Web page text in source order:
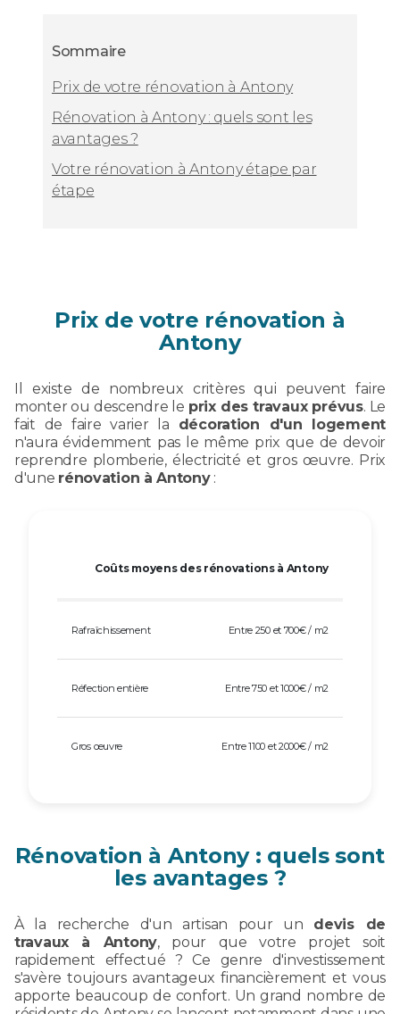
Sommaire
Prix de votre rénovation à Antony
Rénovation à Antony : quels sont les
avantages ?
Votre rénovation à Antony étape par
étape
Prix de votre rénovation à
Antony
Il existe de nombreux critères qui peuvent faire
monter ou descendre le prix des travaux prévus. Le
fait de faire varier la décoration d'un logement
n'aura évidemment pas le même prix que de devoir
reprendre plomberie, électricité et gros œuvre. Prix
d'une rénovation à Antony:
Coûts moyens des rénovations à Antony
Rafraîchissement Entre 250 et 700€ / m2
Réfection entière Entre 750 et 1000€ / m2
Gros œuvre Entre 1100 et 2000€ / m2
Rénovation à Antony : quels sont
les avantages ?
À la recherche d'un artisan pour un devis de
travaux à Antony, pour que votre projet soit
rapidement effectué ? Ce genre d'investissement
s'avère toujours avantageux financièrement et vous
apporte beaucoup de confort. Un grand nombre de